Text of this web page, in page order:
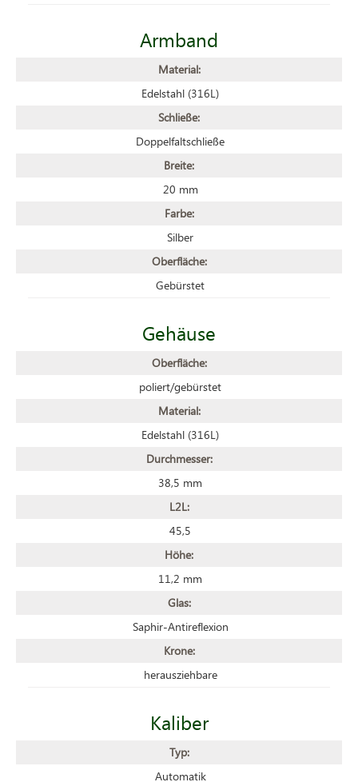
Armband
Material:
Edelstahl (316L)
Schließe:
Doppelfaltschließe
Breite:
20 mm
Farbe:
Silber
Oberfläche:
Gebürstet
Gehäuse
Oberfläche:
poliert/gebürstet
Material:
Edelstahl (316L)
Durchmesser:
38,5 mm
L2L:
45,5
Höhe:
11,2 mm
Glas:
Saphir-Antireflexion
Krone:
herausziehbare
Kaliber
Typ:
Automatik